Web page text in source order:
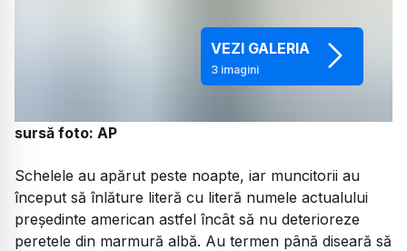
VEZI GALERIA
3imagini
sursă foto: AP
Schelele au apărut peste noapte, iar muncitorii au
început să înlăture literă cu literă numele actualului
președinte american astfel încât să nu deterioreze
peretele din marmură albă. Au termen până diseară să